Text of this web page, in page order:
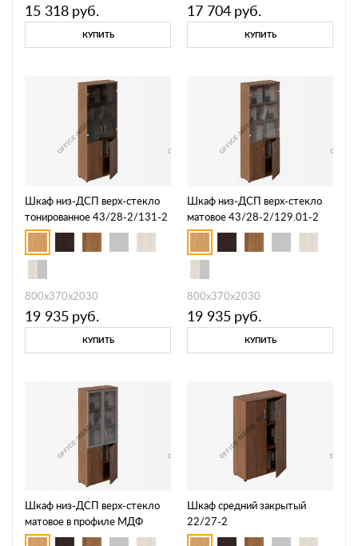
15 318 руб.
КУПИТЬ
17 704 руб.
КУПИТЬ
Шкаф низ-ДСП верх-стекло
тонированное 43/28-2/131-2
800х370х2030
19 935 руб.
КУПИТЬ
Шкаф низ-ДСП верх-стекло
матовое 43/28-2/129.01-2
800х370х2030
19 935 руб.
КУПИТЬ
Шкаф низ-ДСП верх-стекло
матовое в профиле МДФ
43/28-2/131.01-2
Шкаф средний закрытый
22/27-2